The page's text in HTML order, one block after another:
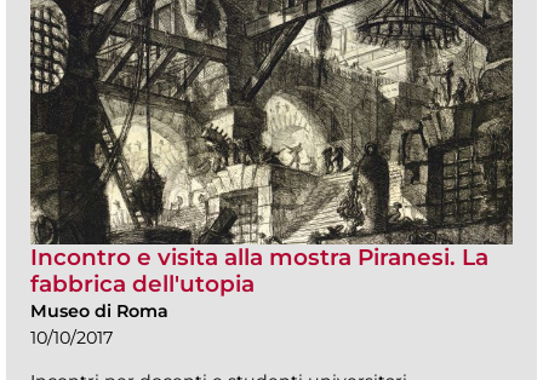
Incontro e visita alla mostra Piranesi. La
fabbrica dell'utopia
Museo di Roma
10/10/2017